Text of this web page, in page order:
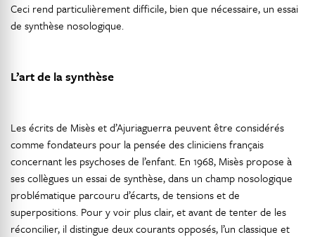
Ceci rend particulièrement difficile, bien que nécessaire, un essai
de synthèse nosologique.
L’art de la synthèse
Les écrits de Misès et d’Ajuriaguerra peuvent être considérés
comme fondateurs pour la pensée des cliniciens français
concernant les psychoses de l’enfant. En 1968, Misès propose à
ses collègues un essai de synthèse, dans un champ nosologique
problématique parcouru d’écarts, de tensions et de
superpositions. Pour y voir plus clair, et avant de tenter de les
réconcilier, il distingue deux courants opposés, l’un classique et